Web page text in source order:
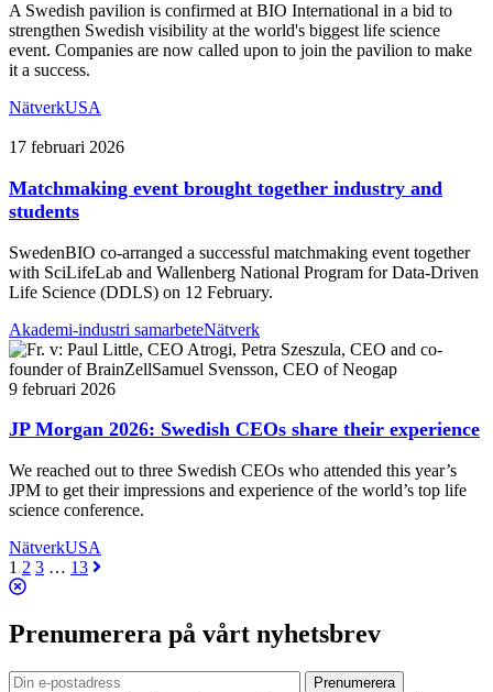
A Swedish pavilion is confirmed at BIO International in a bid to
strengthen Swedish visibility at the world's biggest life science
event. Companies are now called upon to join the pavilion to make
it a success.
NätverkUSA
17 februari 2026
Matchmaking event brought together industry and
students
SwedenBIO co-arranged a successful matchmaking event together
with SciLifeLab and Wallenberg National Program for Data-Driven
Life Science (DDLS) on 12 February.
Akademi-industri samarbeteNätverk
9 februari 2026
JP Morgan 2026: Swedish CEOs share their experience
We reached out to three Swedish CEOs who attended this year’s
JPM to get their impressions and experience of the world’s top life
science conference.
NätverkUSA
1 2 3 … 13
Prenumerera på vårt nyhetsbrev
Prenumerera